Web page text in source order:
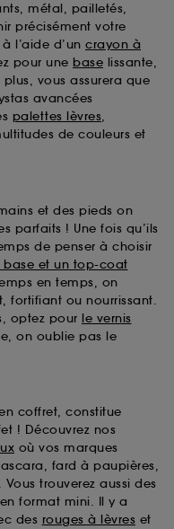
métal, pailletés,
précisément votre
l’aide d’un crayon à
pour une base lissante,
vous assurera que
avancées
palettes lèvres,
de couleurs et
et des pieds on
parfaits ! Une fois qu’ils
de penser à choisir
base et un top-coat
en temps, on
fortifiant ou nourrissant.
optez pour le vernis
on oublie pas le
coffret, constitue
! Découvrez nos
où vos marques
fard à paupières,
trouverez aussi des
format mini. Il y a
des rouges à lèvres et